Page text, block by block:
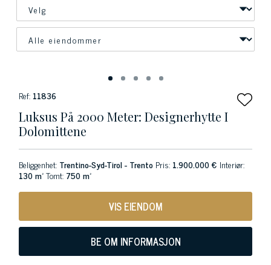
Ref: 11836
Luksus På 2000 Meter: Designerhytte I
Dolomittene
Beliggenhet: Trentino-Syd-Tirol - Trento Pris: 1.900.000 € Interiør:
130 m²Tomt: 750 m²
VIS EIENDOM
BE OM INFORMASJON